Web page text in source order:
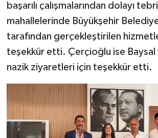
başarılı çalışmalarından dolayı
mahallelerinde Büyükşehir
tarafından gerçekleştirilen
teşekkür etti. Çerçioğlu ise Baysal
nazik ziyaretleri için teşekkür etti.